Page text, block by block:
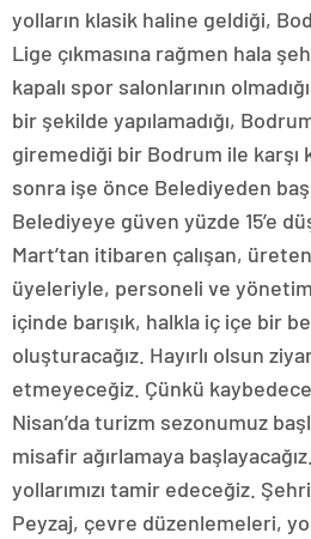
yolların klasik haline geldiği,
Lige çıkmasına rağmen hala
kapalı spor salonlarının
bir şekilde yapılamadığı,
giremediği bir Bodrum ile karşı
sonra işe önce Belediyeden
Belediyeye güven yüzde 15’e
Mart’tan itibaren çalışan,
üyeleriyle, personeli ve
içinde barışık, halkla iç içe bir
oluşturacağız. Hayırlı olsun
etmeyeceğiz. Çünkü
Nisan’da turizm sezonumuz
misafir ağırlamaya
yollarımızı tamir edeceğiz.
Peyzaj, çevre düzenlemeleri, yol